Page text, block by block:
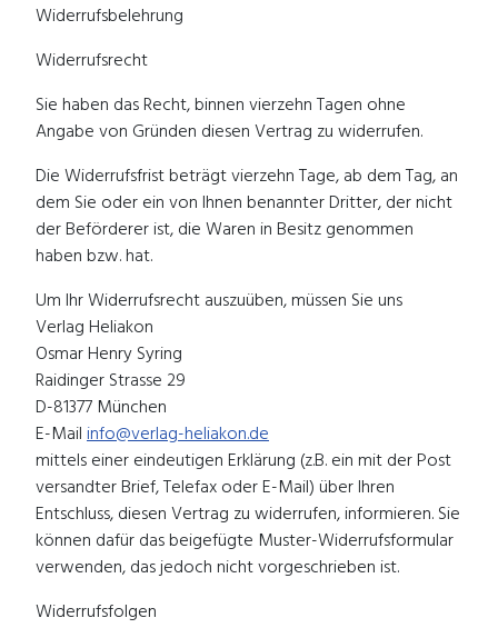
Widerrufsbelehrung
Widerrufsrecht
Sie haben das Recht, binnen vierzehn Tagen ohne
Angabe von Gründen diesen Vertrag zu widerrufen.
Die Widerrufsfrist beträgt vierzehn Tage, ab dem Tag, an
dem Sie oder ein von Ihnen benannter Dritter, der nicht
der Beförderer ist, die Waren in Besitz genommen
haben bzw. hat.
Um Ihr Widerrufsrecht auszuüben, müssen Sie uns
Verlag Heliakon
Osmar Henry Syring
Raidinger Strasse 29
D-81377 München
E-Mailinfo@verlag-heliakon.de
mittels einer eindeutigen Erklärung (z.B. ein mit der Post
versandter Brief, Telefax oder E-Mail) über Ihren
Entschluss, diesen Vertrag zu widerrufen, informieren. Sie
können dafür das beigefügte Muster-Widerrufsformular
verwenden, das jedoch nicht vorgeschrieben ist.
Widerrufsfolgen